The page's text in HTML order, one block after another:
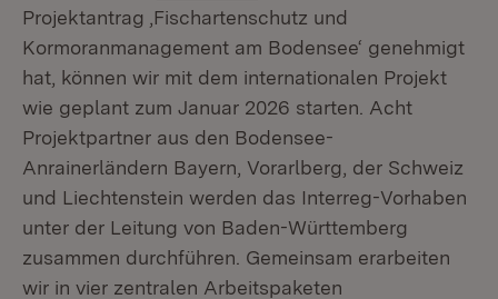
Projektantrag ‚Fischartenschutz und
Kormoranmanagement am Bodensee‘ genehmigt
hat, können wir mit dem internationalen Projekt
wie geplant zum Januar 2026 starten. Acht
Projektpartner aus den Bodensee-
Anrainerländern Bayern, Vorarlberg, der Schweiz
und Liechtenstein werden das Interreg-Vorhaben
unter der Leitung von Baden-Württemberg
zusammen durchführen. Gemeinsam erarbeiten
wir in vier zentralen Arbeitspaketen